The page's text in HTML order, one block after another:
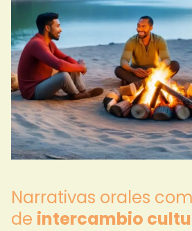
Narrativas orales
de intercambio